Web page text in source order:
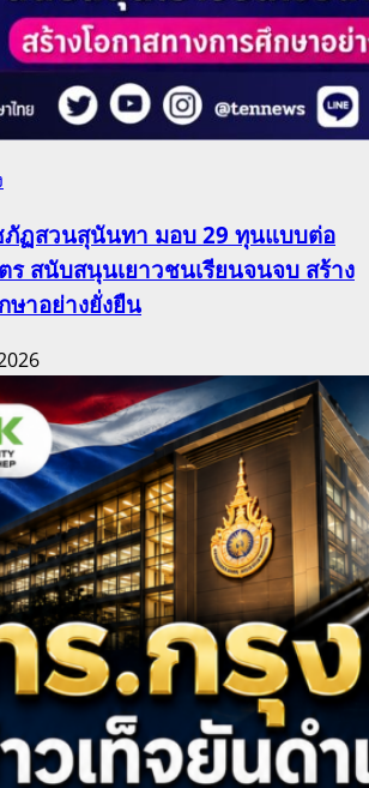
ภัฏสวนสุนันทา มอบ 29 ทุนแบบต่อ
ร สนับสนุนเยาวชนเรียนจนจบ สร้าง
ษาอย่างยั่งยืน